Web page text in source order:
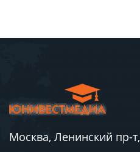
Москва, Ленинский пр-